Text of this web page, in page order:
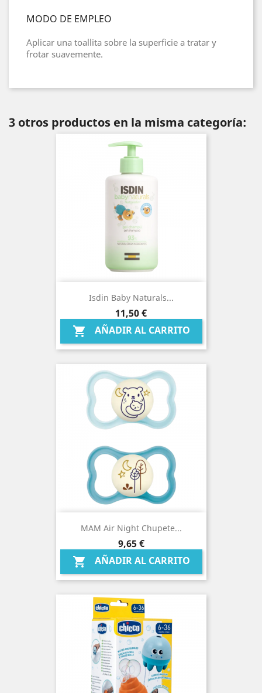
MODO DE EMPLEO
Aplicar una toallita sobre la superficie a tratar y
frotar suavemente.
3 otros productos en la misma categoría:
Isdin Baby Naturals...
Precio
11,50 €
 AÑADIR AL CARRITO
MAM Air Night Chupete...
Precio
9,65 €
 AÑADIR AL CARRITO